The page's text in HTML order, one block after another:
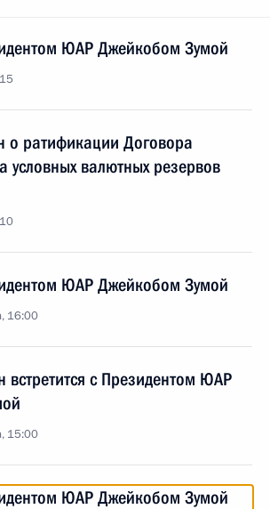
ЮАР Джейкобом Зумой
о ратификации Договора
условных валютных резервов
ЮАР Джейкобом Зумой
16:00
встретится с Президентом ЮАР
15:00
ЮАР Джейкобом Зумой